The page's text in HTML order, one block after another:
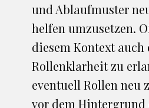
und Ablaufmuster
helfen umzusetzen.
diesem Kontext auch
Rollenklarheit zu
eventuell Rollen neu
vor dem Hintergrund